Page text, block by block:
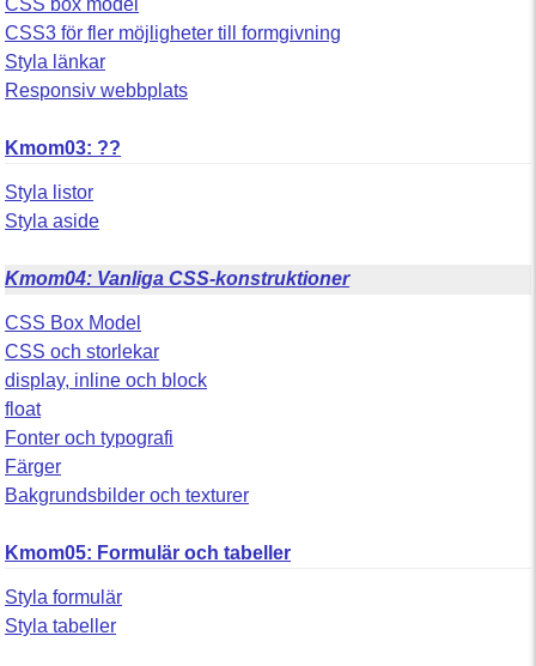
CSS box model
CSS3 för fler möjligheter till formgivning
Styla länkar
Responsiv webbplats
Kmom03: ??
Styla listor
Styla aside
Kmom04: Vanliga CSS-konstruktioner
CSS Box Model
CSS och storlekar
display, inline och block
float
Fonter och typografi
Färger
Bakgrundsbilder och texturer
Kmom05: Formulär och tabeller
Styla formulär
Styla tabeller